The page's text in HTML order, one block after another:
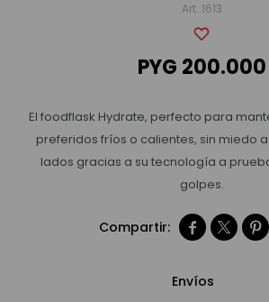
1613
PYG 200.000
El foodflask Hydrate, perfecto para
preferidos fríos o calientes, sin miedo
lados gracias a su tecnología a
golpes.
  
Envíos
Limpieza del hogar
Accesorios y regalos